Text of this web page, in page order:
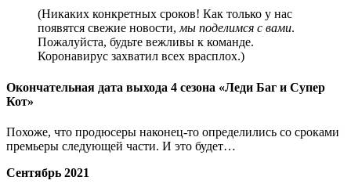
(Никаких конкретных сроков! Как только у нас
появятся свежие новости, мы поделимся с вами.
Пожалуйста, будьте вежливы к команде.
Коронавирус захватил всех врасплох.)
Окончательная дата выхода 4 сезона «Леди Баг и Супер
Кот»
Похоже, что продюсеры наконец-то определились со сроками
премьеры следующей части. И это будет…
Сентябрь 2021